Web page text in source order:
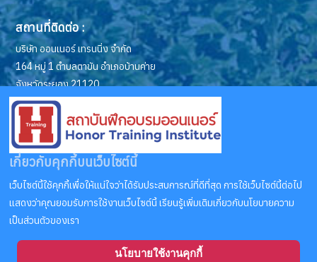
เกี่ยวกับคุกกี้บนเว็บไซต์นี้
เว็บไซต์นี้ใช้คุกกี้เพื่อให้แน่ใจว่าได้รับประสบการณ์ที่ดีที่สุด การใช้เว็บไซต์นี้ต่อไป
แสดงว่าคุณยอมรับการใช้งานเว็บไซต์นี้ เรียนรู้เพิ่มเติมเกี่ยวกับนโยบายความ
เป็นส่วนตัวของเรา
นโยบายใช้งานคุกกี้
สถานที่ติดต่อ :
บริษัท ออนเนอร์ เทรนนิ่ง จำกัด
164 หมู่ 1 ตำบลตาขัน อำเภอบ้านค่าย
จังหวัดระยอง 21120
ช่องทางการติดต่อ :
โทรศัพท์: (038) 631-001, 631-002, 631-003
สายด่วน (บัญชี/การเงิน) 087-841-3399
สายด่วน (อบรมหม้อน้ำ) 087-841-4499
สายด่วน (อบรมช่างเชื่อม) 094-671-1555
อีเมล:honor.training@gmail.com